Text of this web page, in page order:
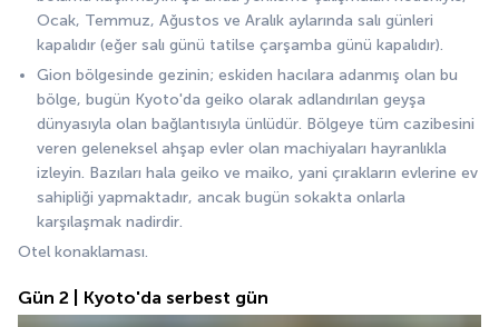
Ocak, Temmuz, Ağustos ve Aralık aylarında salı günleri
kapalıdır (eğer salı günü tatilse çarşamba günü kapalıdır).
Gion bölgesinde gezinin; eskiden hacılara adanmış olan bu
bölge, bugün Kyoto'da geiko olarak adlandırılan geyşa
dünyasıyla olan bağlantısıyla ünlüdür. Bölgeye tüm cazibesini
veren geleneksel ahşap evler olan machiyaları hayranlıkla
izleyin. Bazıları hala geiko ve maiko, yani çırakların evlerine ev
sahipliği yapmaktadır, ancak bugün sokakta onlarla
karşılaşmak nadirdir.
Otel konaklaması.
Gün 2 | Kyoto'da serbest gün